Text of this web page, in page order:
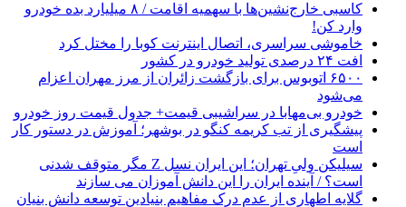
کاسبی خارج‌نشین‌ها با سهمیه اقامت / ۸ میلیارد بده خودرو
وارد کن!
خاموشی سراسری، اتصال اینترنت کوبا را مختل کرد
افت ۲۴ درصدی تولید خودرو در کشور
۶۵۰۰ اتوبوس برای بازگشت زائران از مرز مهران اعزام
می‌شود
خودرو بی‌مهابا در سراشیبی قیمت+ جدول قیمت روز خودرو
پیشگیری از تب کریمه کنگو در بوشهر؛ آموزش در دستور کار
است
سیلیکن ولیِ تهران؛ این ایران نسل Z مگر متوقف شدنی
است؟ / آینده ایران را این دانش آموزان می سازند
گلایه اطهاری از عدم درک مفاهیم بنیادین توسعه دانش بنیان